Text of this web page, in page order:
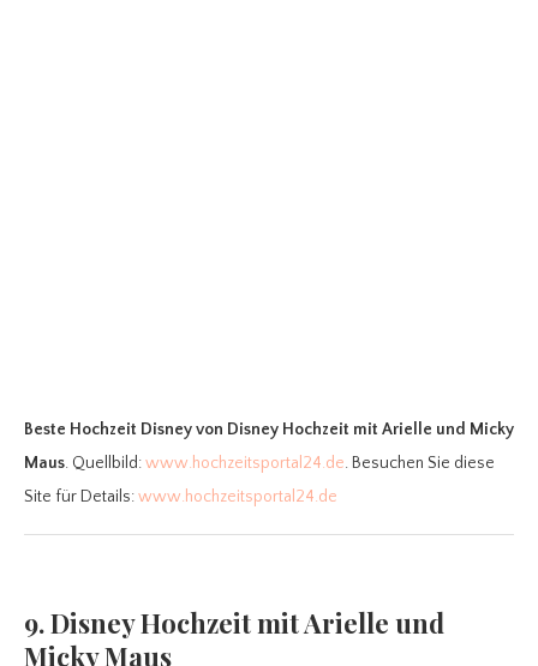
Beste Hochzeit Disneyvon Disney Hochzeit mit Arielle und Micky
Maus. Quellbild:www.hochzeitsportal24.de. Besuchen Sie diese
Site für Details:www.hochzeitsportal24.de
9. Disney Hochzeit mit Arielle und
Micky Maus